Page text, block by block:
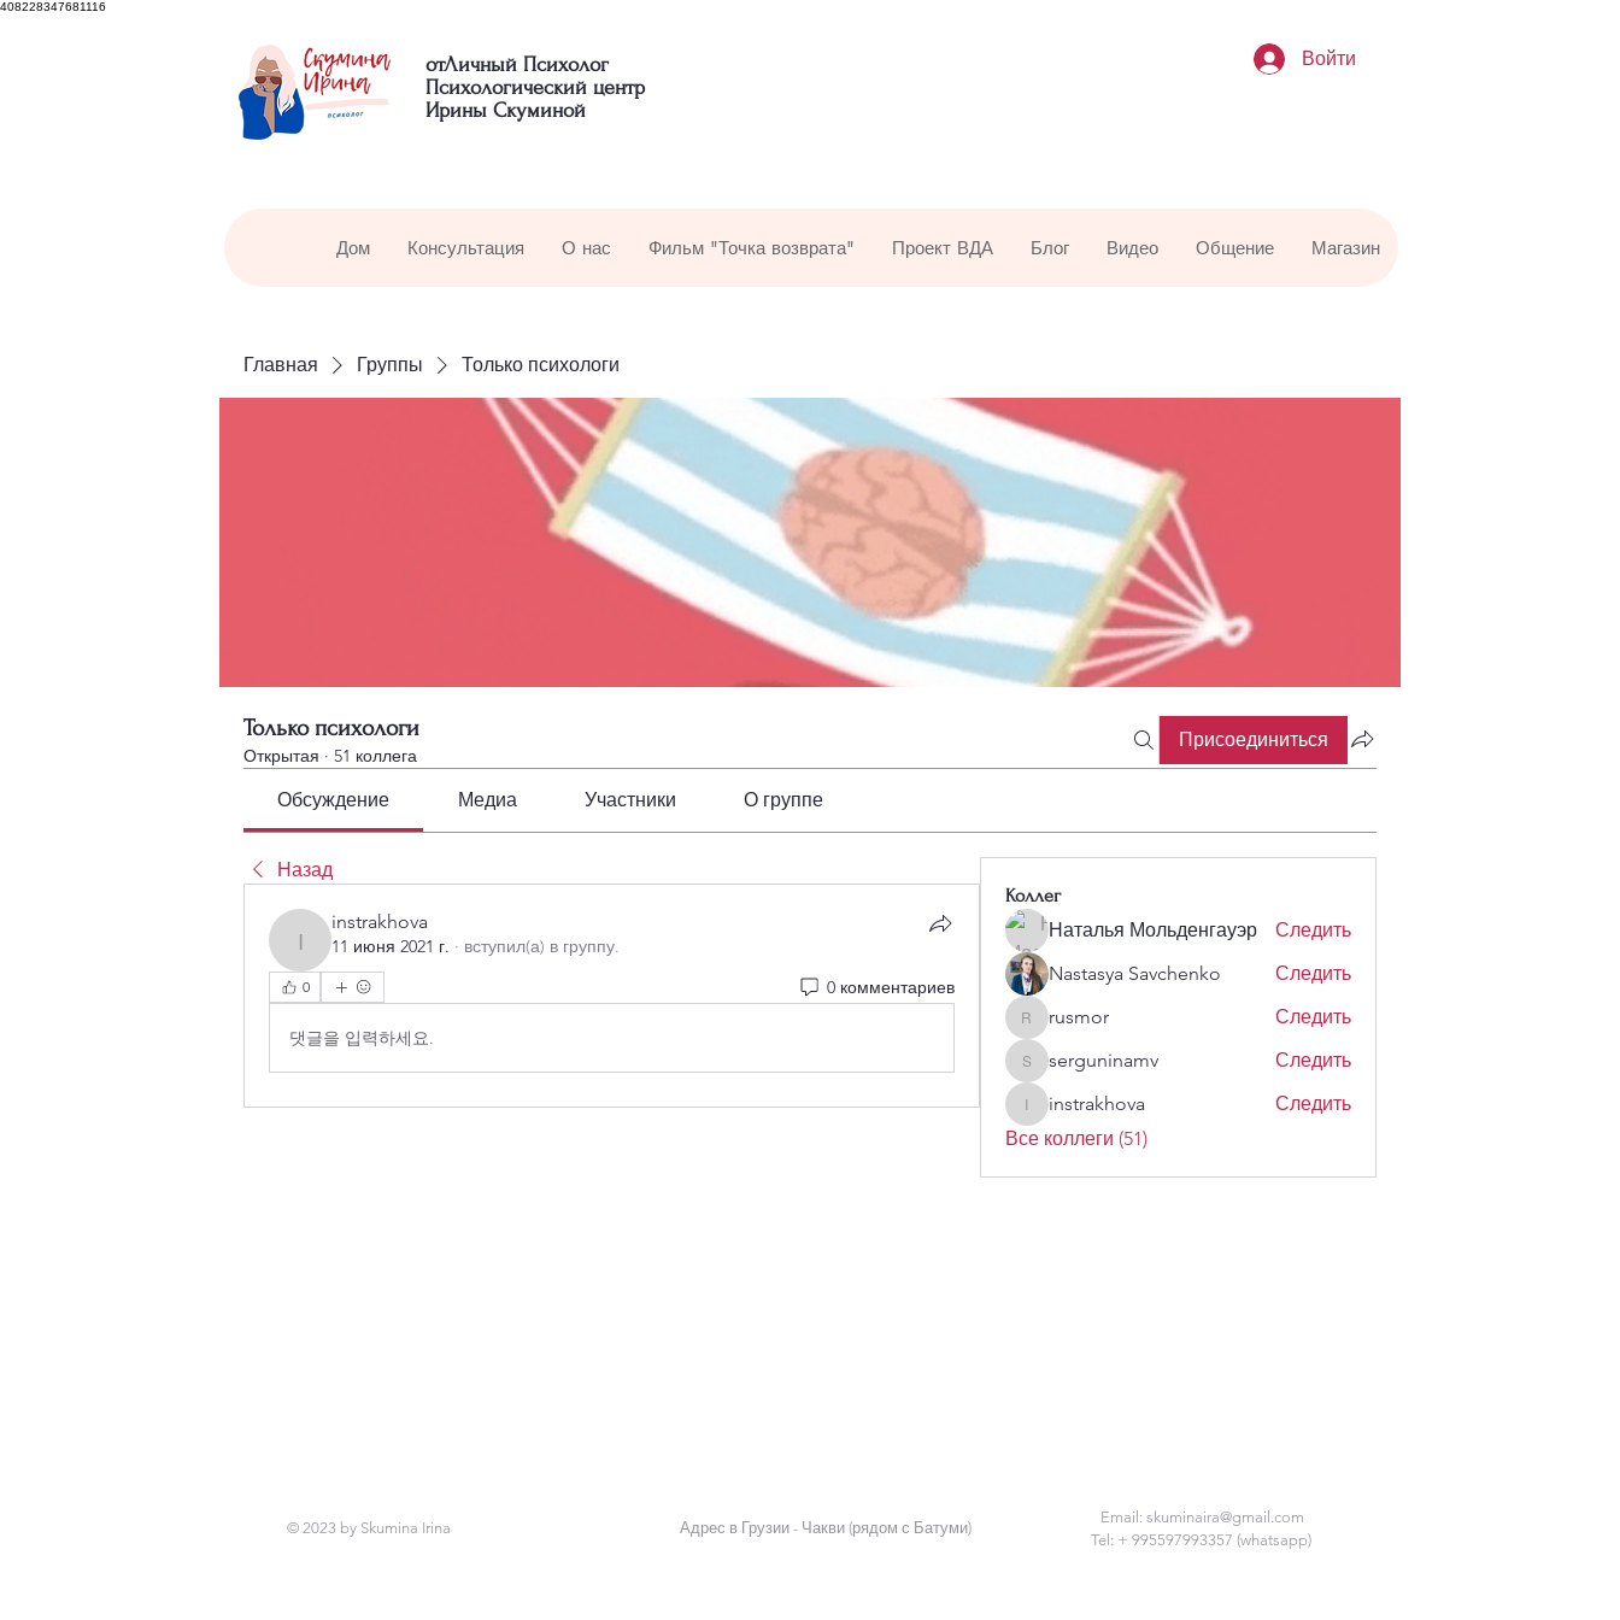
408228347681116
отЛичный Психолог
Психологический центр
Ирины Скуминой
Войти
Дом Консультация О нас Фильм "Точка возврата" Проект ВДА Блог Видео Общение Магазин
Главная Группы Только психологи
Только психологи
Открытая · 51 коллега
Присоединиться
Обсуждение Медиа Участники О группе
Назад
instrakhova
instrakhova
11 июня 2021 г. · вступил(а) в группу.
0 0 комментариев
댓글을 입력하세요.
Коллег
Наталья Мольденгауэр
Следить
Nastasya Savchenko
Следить
rusmor
rusmor Следить
serguninamv
serguninamv Следить
instrakhova
instrakhova
Следить
Все коллеги (51)
© 2023 by Skumina Irina Адрес в Грузии - Чакви (рядом с Батуми)
Email: skuminaira@gmail.com
Tel: + 995597993357 (whatsapp)